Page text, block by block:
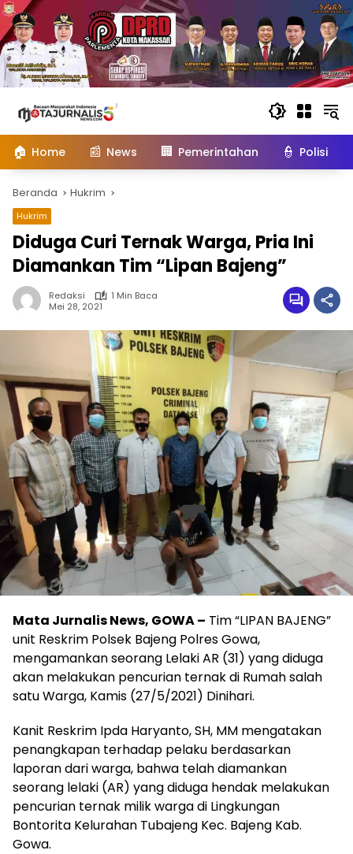
konten
🏠 Home 📰 News 🏢 Pemerintahan 👮 Polisi
Beranda Hukrim
Hukrim
Diduga Curi Ternak Warga, Pria Ini
Diamankan Tim “Lipan Bajeng”
Redaksi
1 Min Baca
Mei 28, 2021
Mata Jurnalis News, GOWA – Tim “LIPAN BAJENG”
unit Reskrim Polsek Bajeng Polres Gowa,
mengamankan seorang Lelaki AR (31) yang diduga
akan melakukan pencurian ternak di Rumah salah
satu Warga, Kamis (27/5/2021) Dinihari.
Kanit Reskrim Ipda Haryanto, SH, MM mengatakan
penangkapan terhadap pelaku berdasarkan
laporan dari warga, bahwa telah diamankan
seorang lelaki (AR) yang diduga hendak melakukan
pencurian ternak milik warga di Lingkungan
Bontorita Kelurahan Tubajeng Kec. Bajeng Kab.
Gowa.